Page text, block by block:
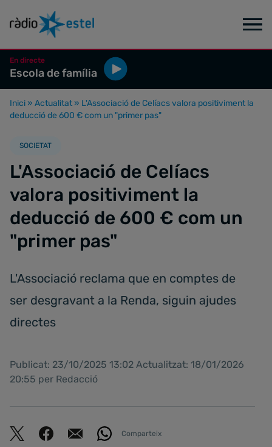
En directe
Escola de família
Inici » Actualitat » L'Associació de Celíacs valora positiviment la
deducció de 600 € com un "primer pas"
SOCIETAT
L'Associació de Celíacs
valora positiviment la
deducció de 600 € com un
"primer pas"
L'Associació reclama que en comptes de
ser desgravant a la Renda, siguin ajudes
directes
Publicat: 23/10/2025 13:02 Actualitzat: 18/01/2026
20:55 per Redacció
Comparteix